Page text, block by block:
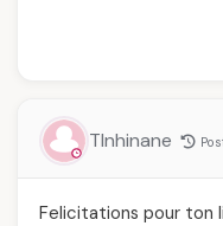
TInhinane
Felicitations pour ton